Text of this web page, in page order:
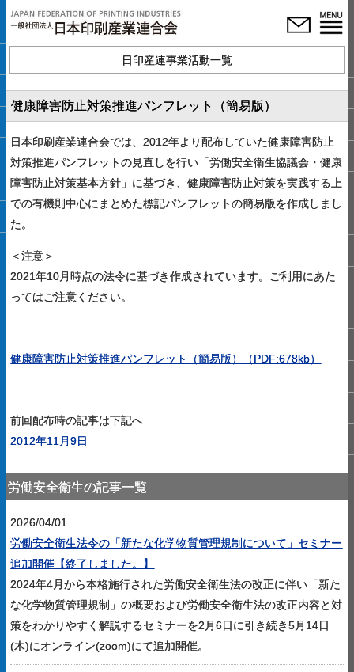
日印産連事業活動一覧
健康障害防止対策推進パンフレット（簡易版）
日本印刷産業連合会では、2012年より配布していた健康障害防止
対策推進パンフレットの見直しを行い「労働安全衛生協議会・健康
障害防止対策基本方針」に基づき、健康障害防止対策を実践する上
での有機則中心にまとめた標記パンフレットの簡易版を作成しまし
た。
＜注意＞
2021年10月時点の法令に基づき作成されています。ご利用にあた
ってはご注意ください。
健康障害防止対策推進パンフレット（簡易版）（PDF:678kb）
前回配布時の記事は下記へ
2012年11月9日
労働安全衛生の記事一覧
2026/04/01
労働安全衛生法令の「新たな化学物質管理規制について」セミナー
追加開催【終了しました。】
2024年4月から本格施行された労働安全衛生法の改正に伴い「新た
な化学物質管理規制」の概要および労働安全衛生法の改正内容と対
策をわかりやすく解説するセミナーを2月6日に引き続き5月14日
(木)にオンライン(zoom)にて追加開催。